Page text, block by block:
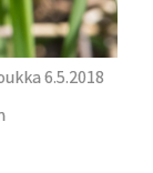
6.5.2018